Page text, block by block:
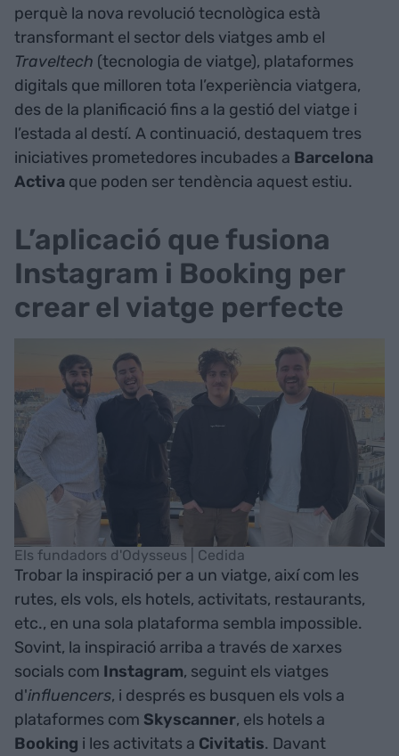
perquè la nova revolució tecnològica està
transformant el sector dels viatges amb el
Traveltech (tecnologia de viatge), plataformes
digitals que milloren tota l’experiència viatgera,
des de la planificació fins a la gestió del viatge i
l’estada al destí. A continuació, destaquem tres
iniciatives prometedores incubades a Barcelona
Activa que poden ser tendència aquest estiu.
L’aplicació que fusiona
Instagram i Booking per
crear el viatge perfecte
Els fundadors d'Odysseus | Cedida
Trobar la inspiració per a un viatge, així com les
rutes, els vols, els hotels, activitats, restaurants,
etc., en una sola plataforma sembla impossible.
Sovint, la inspiració arriba a través de xarxes
socials com Instagram, seguint els viatges
d'influencers, i després es busquen els vols a
plataformes com Skyscanner, els hotels a
Booking i les activitats a Civitatis. Davant